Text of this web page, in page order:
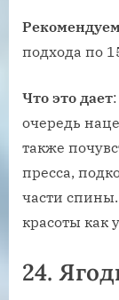
подхода по
Что это дает
очередь
также
пресса,
части
красоты как
24.